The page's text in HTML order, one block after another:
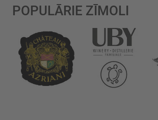
POPULĀRIE ZĪMOLI